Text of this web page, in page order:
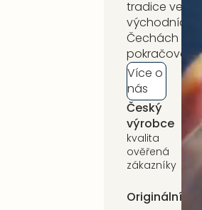
tradice ve
východních
Čechách
pokračovat.
Více o
nás
Český
výrobce
kvalita
ověřená
zákazníky
Originální